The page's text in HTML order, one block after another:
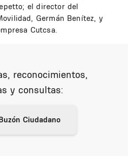
el director del
Germán Benítez, y
Cutcsa.
reconocimientos,
y consultas: